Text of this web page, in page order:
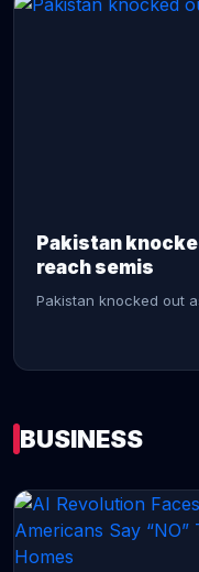
Pakistan
reach semis
Pakistan knocked out
CONTINUE READING →
BUSINESS